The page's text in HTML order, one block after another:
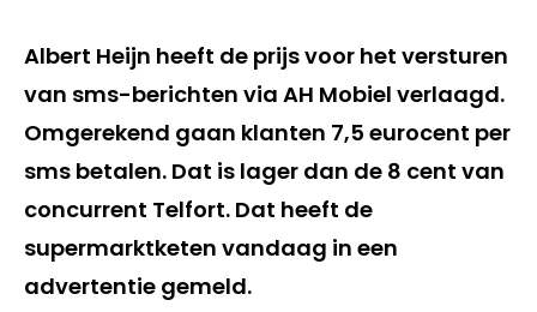
Albert Heijn heeft de prijs voor het versturen
van sms-berichten via AH Mobiel verlaagd.
Omgerekend gaan klanten 7,5 eurocent per
sms betalen. Dat is lager dan de 8 cent van
concurrent Telfort. Dat heeft de
supermarktketen vandaag in een
advertentie gemeld.